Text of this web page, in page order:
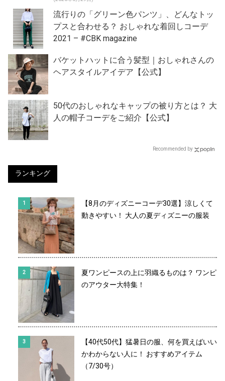
流行りの「グリーン色パンツ」、どんなトッ
プスと合わせる？ おしゃれな着回しコーデ
2021 – #CBK magazine
バケットハットに合う髪型｜おしゃれさんの
ヘアスタイルアイデア【公式】
50代のおしゃれなキャップの被り方とは？ 大
人の帽子コーデをご紹介【公式】
Recommended by
ランキング
【8月のディズニーコーデ30選】涼しくて
動きやすい！ 大人の夏ディズニーの服装
夏ワンピースの上に羽織るものは？ ワンピ
のアウター大特集！
【40代50代】猛暑日の服、何を買えばいい
かわからない人に！ おすすめアイテム
（7/30号）